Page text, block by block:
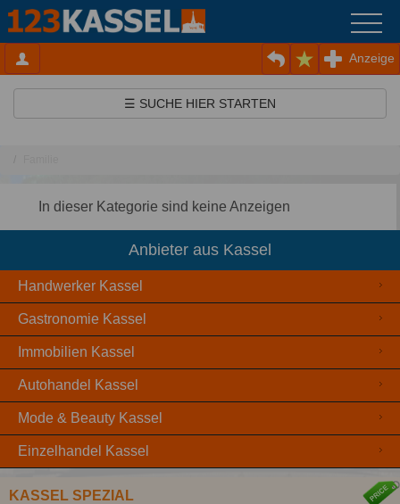
Anzeige
☰ SUCHE HIER STARTEN
In dieser Kategorie sind keine Anzeigen
Anbieter aus Kassel
Handwerker Kassel
Gastronomie Kassel
Immobilien Kassel
Autohandel Kassel
Mode & Beauty Kassel
Einzelhandel Kassel
KASSEL SPEZIAL